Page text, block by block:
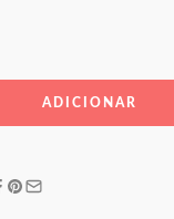
ADICIONAR